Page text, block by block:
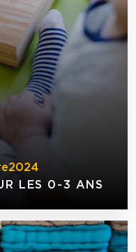
2024
LES 0-3 ANS